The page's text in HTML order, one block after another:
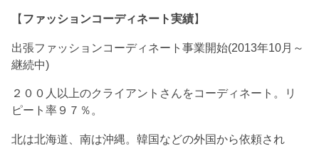
【 ファッションコーディネート実績】
出張ファッションコーディネート事業開始(2013年10月～
継続中)
２００人以上のクライアントさんをコーディネート。リ
ピート率９７％。
北は北海道、南は沖縄。韓国などの外国から依頼され